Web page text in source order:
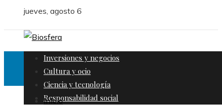
jueves, agosto 6
Inversiones y negocios
Cultura y ocio
Ciencia y tecnología
Responsabilidad social
Inicio